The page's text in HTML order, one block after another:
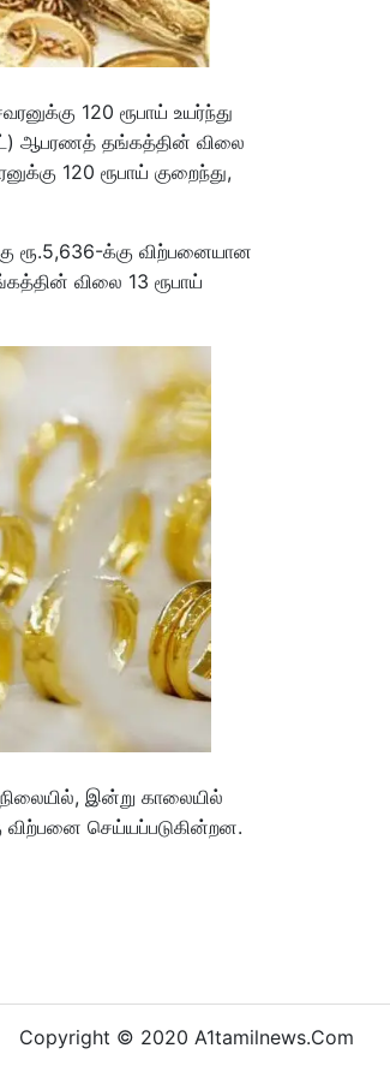
120 ரூபாய் உயர்ந்து
ஆபரணத் தங்கத்தின் விலை
120 ரூபாய் குறைந்து,
ரூ.5,636-க்கு விற்பனையான
விலை 13 ரூபாய்
இன்று காலையில்
விற்பனை செய்யப்படுகின்றன.
Copyright © 2020 A1tamilnews.Com